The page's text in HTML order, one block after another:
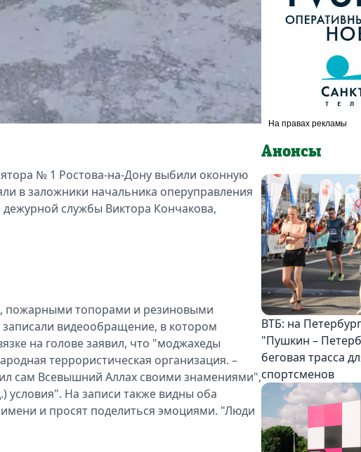
№ 1 Ростова-на-Дону выбили оконную
в заложники начальника оперуправления
службы Виктора Кончакова,
пожарными топорами и резиновыми
видеообращение, в котором
на голове заявил, что "моджахеды
террористическая организация. –
сам Всевышний Аллах своими знамениями",
На записи также видны оба
и просят поделиться эмоциями. "Люди
Анонсы
ВТБ: на
"Пушкин –
беговая трасса
спортсменов